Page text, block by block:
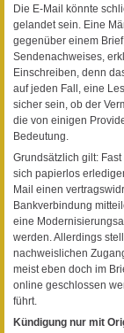
Die E-Mail könnte
gelandet sein. Eine
gegenüber einem
Sendenachweises,
Einschreiben, denn
auf jeden Fall, eine
sicher sein, ob der
die von einigen
Bedeutung.
Grundsätzlich gilt:
sich papierlos
Mail einen
Bankverbindung
eine
werden. Allerdings
nachweislichen
meist eben doch im
online geschlossen
führt.
Kündigung nur mit